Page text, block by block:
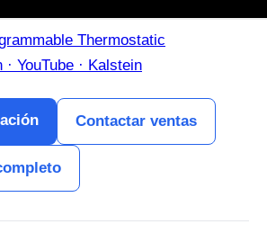
Thermostatic
YouTube · Kalstein
Contactar ventas